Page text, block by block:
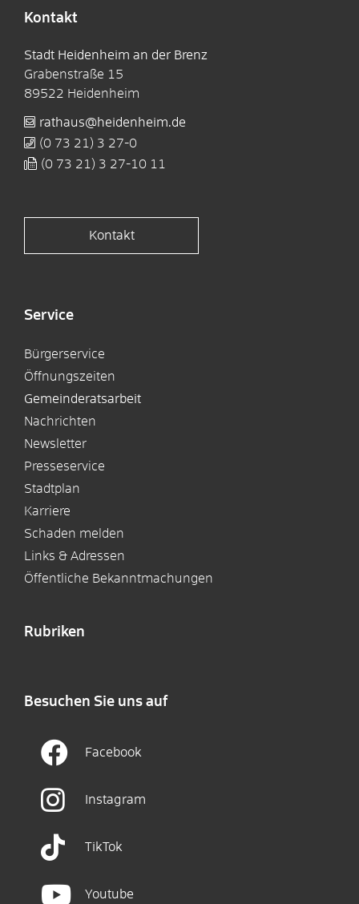
Kontakt
Stadt Heidenheim an der Brenz
Grabenstraße 15
89522 Heidenheim
rathaus@heidenheim.de
(0 73 21) 3 27-0
(0 73 21) 3 27-10 11
Kontakt
Service
Bürgerservice
Öffnungszeiten
Gemeinderatsarbeit
Nachrichten
Newsletter
Presseservice
Stadtplan
Karriere
Schaden melden
Links & Adressen
Öffentliche Bekanntmachungen
Rubriken
Besuchen Sie uns auf
Facebook
Instagram
TikTok
Youtube